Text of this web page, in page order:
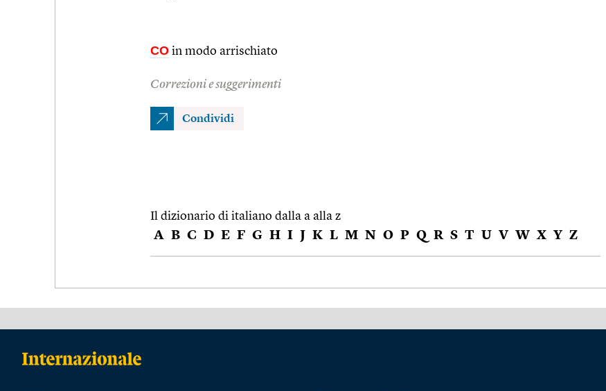
CO in modo arrischiato
Correzioni e suggerimenti
Condividi
Il dizionario di italiano dalla a alla z
A B C D E F G H I J K L M N O P Q R S T U V W X Y Z